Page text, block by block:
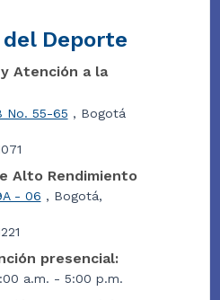
Deporte
Atención a la
No. 55-65 , Bogotá
Alto Rendimiento
- 06 , Bogotá,
presencial:
a.m. - 5:00 p.m.